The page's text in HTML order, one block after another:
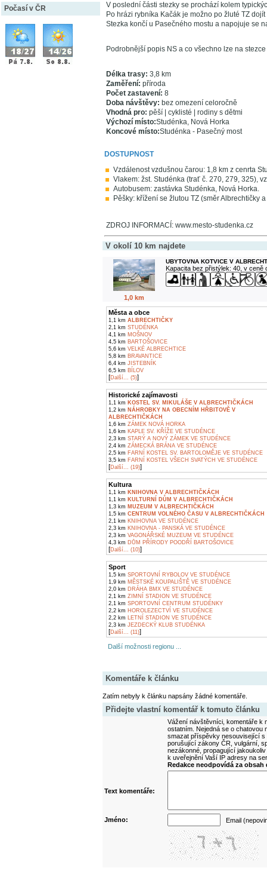
Počasí v ČR
V poslední části stezky se prochází kolem
Po hrázi rybníka Kačák je možno po žluté TZ
Stezka končí u Pasečného mostu a napojuje se
Podrobnější popis NS a co všechno lze na
Délka trasy: 3,8 km
Zaměření: příroda
Počet zastavení: 8
Doba návštěvy: bez omezení celoročně
Vhodná pro: pěší | cyklisté | rodiny s dětmi
Výchozí místo:Studénka, Nová Horka
Koncové místo:Studénka - Pasečný most
DOSTUPNOST
Vzdálenost vzdušnou čarou: 1,8 km z cenrta
Vlakem: žst. Studénka (trať č. 270, 279, 325),
Autobusem: zastávka Studénka, Nová Horka.
Pěšky: křížení se žlutou TZ (směr Albrechtičky
ZDROJ INFORMACÍ: www.mesto-studenka.cz
V okolí 10 km najdete
1,0 km
UBYTOVNA KOTVICE V
Kapacita bez přistýlek: 40, v ceně
Města a obce
1,1 km ALBRECHTIČKY
2,1 km STUDÉNKA
4,1 km MOŠNOV
4,5 km BARTOŠOVICE
5,6 km VELKÉ ALBRECHTICE
5,8 km BRAVANTICE
6,4 km JISTEBNÍK
6,5 km BÍLOV
[Další... (5)]
Historické zajímavosti
1,1 km KOSTEL SV. MIKULÁŠE V ALBRECHTIČKÁCH
1,2 km NÁHROBKY NA OBECNÍM HŘBITOVĚ V
ALBRECHTIČKÁCH
1,6 km ZÁMEK NOVÁ HORKA
1,6 km KAPLE SV. KŘÍŽE VE STUDÉNCE
2,3 km STARÝ A NOVÝ ZÁMEK VE STUDÉNCE
2,4 km ZÁMECKÁ BRÁNA VE STUDÉNCE
2,5 km FARNÍ KOSTEL SV. BARTOLOMĚJE VE STUDÉNCE
3,5 km FARNÍ KOSTEL VŠECH SVATÝCH VE STUDÉNCE
[Další... (19)]
Kultura
1,1 km KNIHOVNA V ALBRECHTIČKÁCH
1,1 km KULTURNÍ DŮM V ALBRECHTIČKÁCH
1,3 km MUZEUM V ALBRECHTIČKÁCH
1,5 km CENTRUM VOLNÉHO ČASU V ALBRECHTIČKÁCH
2,1 km KNIHOVNA VE STUDÉNCE
2,3 km KNIHOVNA - PANSKÁ VE STUDÉNCE
2,3 km VAGONÁŘSKÉ MUZEUM VE STUDÉNCE
4,3 km DŮM PŘÍRODY POODŘÍ BARTOŠOVICE
[Další... (10)]
Sport
1,5 km SPORTOVNÍ RYBOLOV VE STUDÉNCE
1,9 km MĚSTSKÉ KOUPALIŠTĚ VE STUDÉNCE
2,0 km DRÁHA BMX VE STUDÉNCE
2,1 km ZIMNÍ STADION VE STUDÉNCE
2,1 km SPORTOVNÍ CENTRUM STUDÉNKY
2,2 km HOROLEZECTVÍ VE STUDÉNCE
2,2 km LETNÍ STADION VE STUDÉNCE
2,3 km JEZDECKÝ KLUB STUDÉNKA
[Další... (11)]
Další možnosti regionu ...
Komentáře k článku
Zatím nebyly k článku napsány žádné komentáře.
Přidejte vlastní komentář k tomuto článku
Vážení návštěvníci, komentáře k
ostatním. Nejedná se o
smazat příspěvky nesouvisející
porušující zákony ČR, vulgární,
nezákonné, propagující
k uveřejnění Vaší IP adresy na
Redakce neodpovídá za
Text komentáře:
Jméno: Email